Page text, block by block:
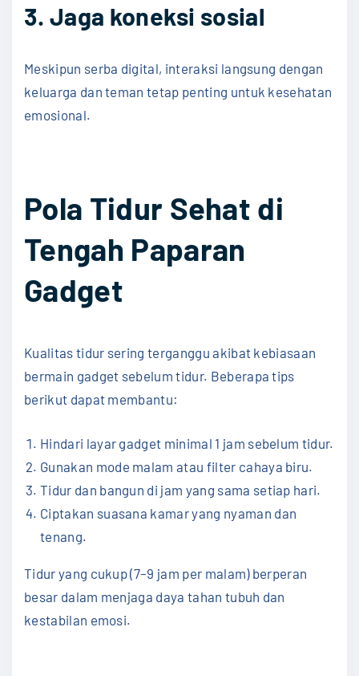
3. Jaga koneksi sosial
Meskipun serba digital, interaksi langsung dengan
keluarga dan teman tetap penting untuk kesehatan
emosional.
Pola Tidur Sehat di
Tengah Paparan
Gadget
Kualitas tidur sering terganggu akibat kebiasaan
bermain gadget sebelum tidur. Beberapa tips
berikut dapat membantu:
Hindari layar gadget minimal 1 jam sebelum tidur.
Gunakan mode malam atau filter cahaya biru.
Tidur dan bangun di jam yang sama setiap hari.
Ciptakan suasana kamar yang nyaman dan
tenang.
Tidur yang cukup (7–9 jam per malam) berperan
besar dalam menjaga daya tahan tubuh dan
kestabilan emosi.